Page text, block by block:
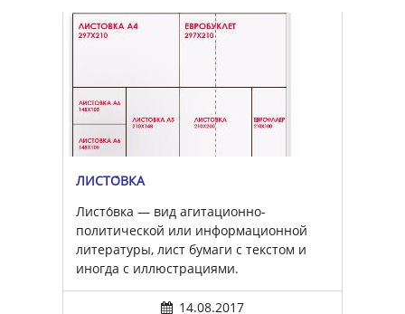
ЛИСТО́ВКА
Листо́вка — вид агитационно-
политической или информационной
литературы, лист бумаги с текстом и
иногда с иллюстрациями.
14.08.2017